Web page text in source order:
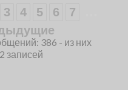
3 4 5 6 7
386 - из них
записей